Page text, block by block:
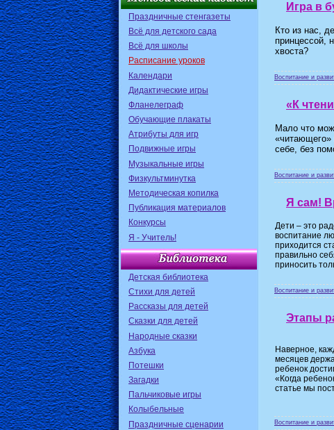
Праздничные стенгазеты
Всё для детского сада
Всё для школы
Расписание уроков
Календари
Дидактические игры
Фланелеграф
Обучающие плакаты
Атрибуты для игр
Подвижные игры
Музыкальные игры
Физкультминутка
Методическая копилка
Публикация материалов
Конкурсы
Я - Учитель!
Детская библиотека
Стихи для детей
Рассказы для детей
Сказки для детей
Народные сказки
Азбука
Потешки
Загадки
Пальчиковые игры
Колыбельные
Праздничные сценарии
Игра в
Кто из нас,
принцессой,
хвоста?
Воспитание и
«К
Мало что
«читающего»
себе, без
Воспитание и
Я сам!
Дети – это
воспитание
приходится
правильно
приносить
Воспитание и
Этапы
Наверное,
месяцев
ребенок
«Когда
статье мы
Воспитание и